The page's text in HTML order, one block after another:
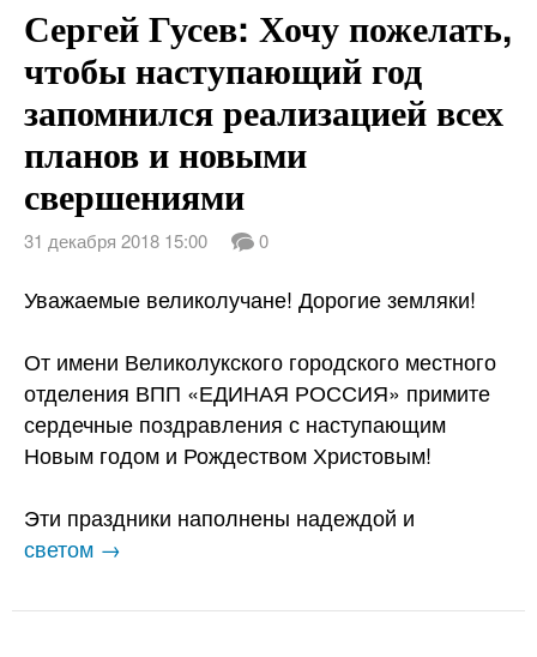
Сергей Гусев: Хочу пожелать,
чтобы наступающий год
запомнился реализацией всех
планов и новыми
свершениями
31 декабря 2018 15:00 0
Уважаемые великолучане! Дорогие земляки!
От имени Великолукского городского местного
отделения ВПП «ЕДИНАЯ РОССИЯ» примите
сердечные поздравления с наступающим
Новым годом и Рождеством Христовым!
Эти праздники наполнены надеждой и
светом →